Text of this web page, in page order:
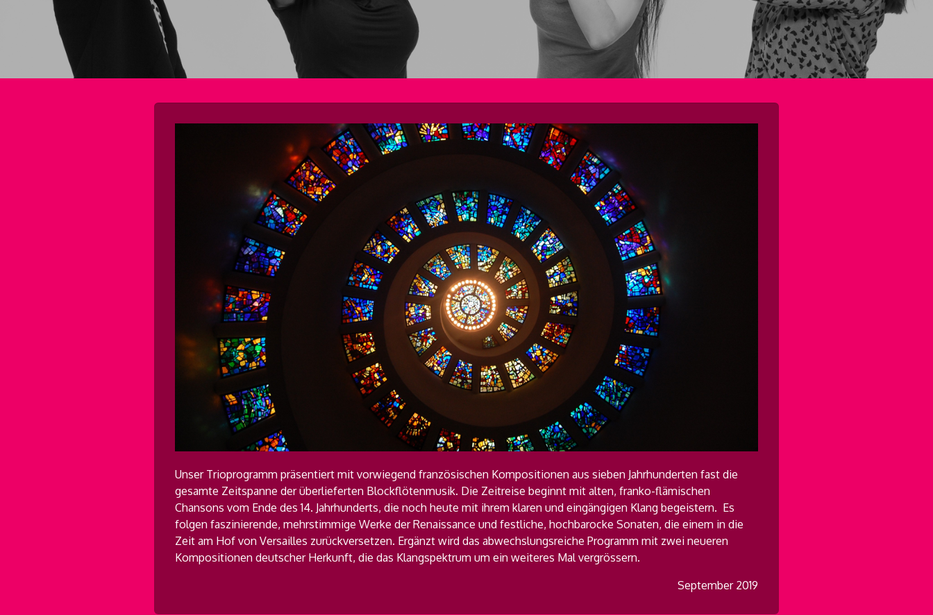
Unser Trioprogramm präsentiert mit vorwiegend französischen Kompositionen aus sieben Jahrhunderten fast die
gesamte Zeitspanne der überlieferten Blockflötenmusik. Die Zeitreise beginnt mit alten, franko-flämischen
Chansons vom Ende des 14. Jahrhunderts, die noch heute mit ihrem klaren und eingängigen Klang begeistern. Es
folgen faszinierende, mehrstimmige Werke der Renaissance und festliche, hochbarocke Sonaten, die einem in die
Zeit am Hof von Versailles zurückversetzen. Ergänzt wird das abwechslungsreiche Programm mit zwei neueren
Kompositionen deutscher Herkunft, die das Klangspektrum um ein weiteres Mal vergrössern.
September 2019